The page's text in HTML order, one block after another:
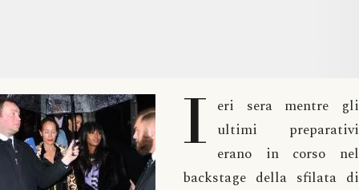
I eri sera mentre gli
ultimi preparativi
erano in corso nel
backstage della sfilata di